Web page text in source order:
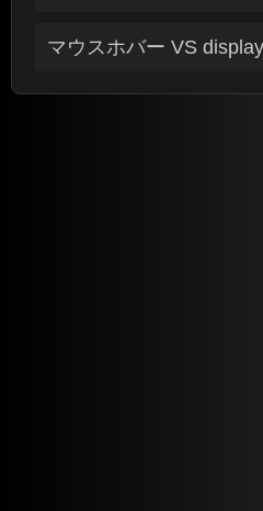
マウスホバー VS